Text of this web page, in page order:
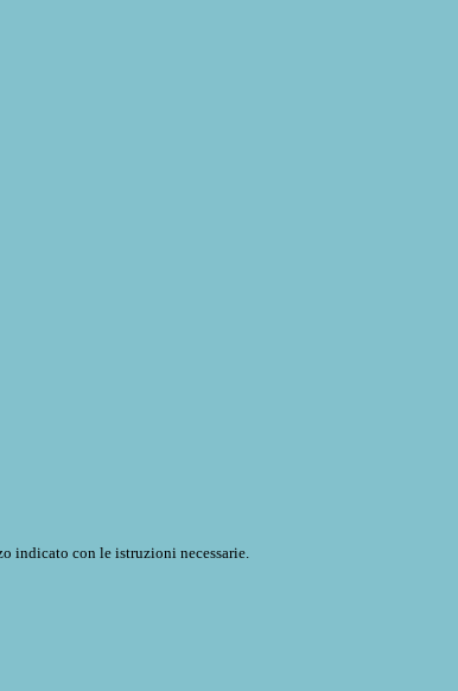
indicato con le istruzioni necessarie.